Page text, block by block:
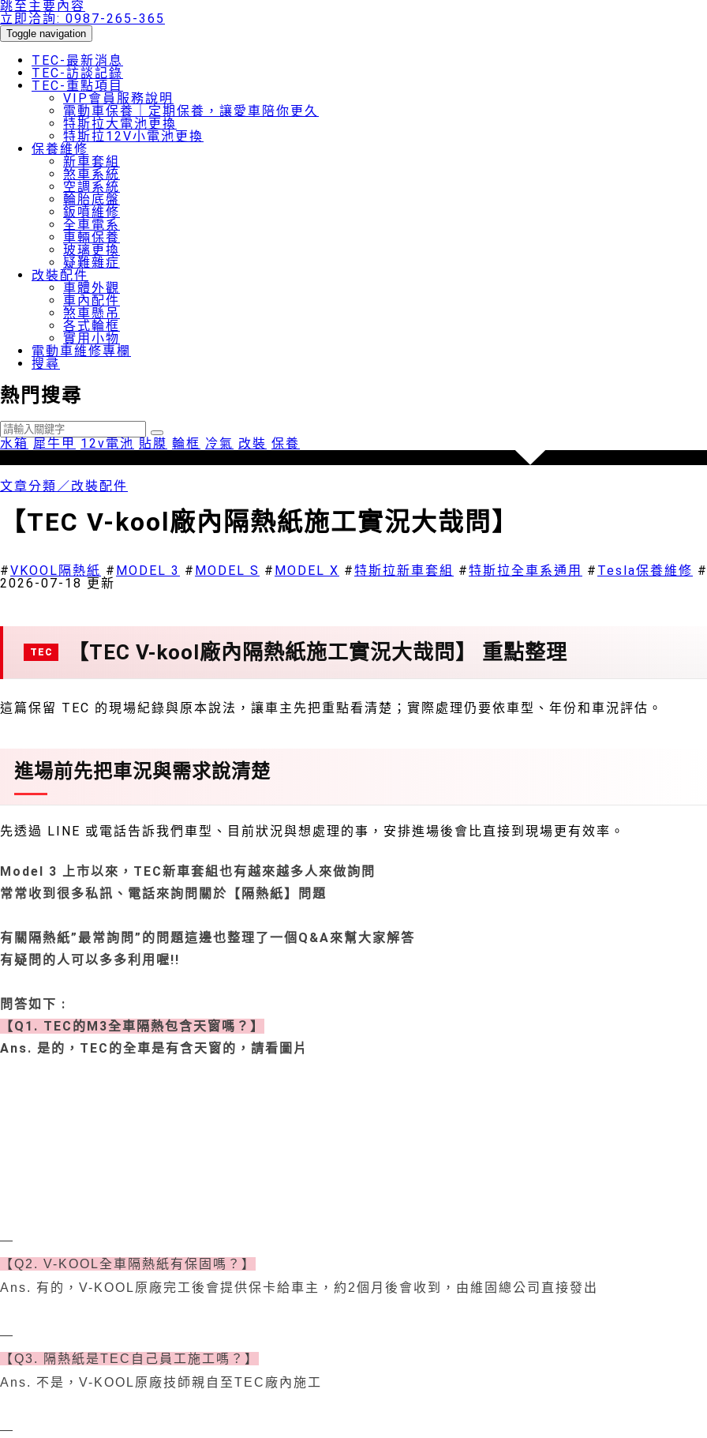
跳至主要內容
立即洽詢: 0987-265-365
Toggle navigation
TEC-最新消息
TEC-訪談記錄
TEC-重點項目
VIP會員服務說明
電動車保養｜定期保養，讓愛車陪你更久
特斯拉大電池更換
特斯拉12V小電池更換
保養維修
新車套組
煞車系統
空調系統
輪胎底盤
鈑噴維修
全車電系
車輛保養
玻璃更換
疑難雜症
改裝配件
車體外觀
車內配件
煞車懸吊
各式輪框
實用小物
電動車維修專欄
搜尋
熱門搜尋
水箱 犀牛甲 12v電池 貼膜 輪框 冷氣 改裝 保養
文章分類／改裝配件
【TEC V-kool廠內隔熱紙施工實況大哉問】
#VKOOL隔熱紙 # MODEL 3 # MODEL S # MODEL X #特斯拉新車套組 #特斯拉全車系通用 # Tesla保養維修 #
2026-07-18 更新
【TEC V-kool廠內隔熱紙施工實況大哉問】 重點整理
這篇保留 TEC 的現場紀錄與原本說法，讓車主先把重點看清楚；實際處理仍要依車型、年份和車況評估。
進場前先把車況與需求說清楚
先透過 LINE 或電話告訴我們車型、目前狀況與想處理的事，安排進場後會比直接到現場更有效率。
Model 3 上市以來，TEC新車套組也有越來越多人來做詢問
常常收到很多私訊、電話來詢問關於【隔熱紙】問題
有關隔熱紙”最常詢問”的問題這邊也整理了一個Q&A來幫大家解答
有疑問的人可以多多利用喔!!
問答如下 :
【Q1. TEC的M3全車隔熱包含天窗嗎？】
Ans. 是的，TEC的全車是有含天窗的，請看圖片
—
【Q2. V-KOOL全車隔熱紙有保固嗎？】
Ans. 有的，V-KOOL原廠完工後會提供保卡給車主，約2個月後會收到，由維固總公司直接發出
—
【Q3. 隔熱紙是TEC自己員工施工嗎？】
Ans. 不是，V-KOOL原廠技師親自至TEC廠內施工
—